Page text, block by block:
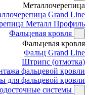
Металлочерепица
Grand Line
Металл Профиль
Фальцевая кровля
Фальцевая кровля
Фальц Grand Line
Штрипс (отмотка)
фальцевой кровли
для фальцевой кровли
системы